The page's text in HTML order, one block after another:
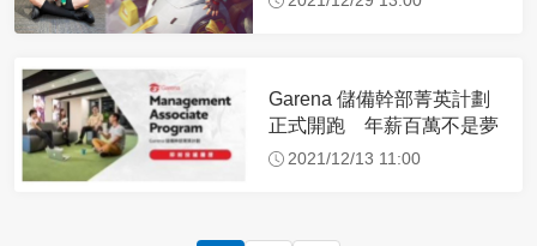
Garena 儲備幹部菁英計劃
正式開跑 年薪百萬不是夢
2021/12/13 11:00